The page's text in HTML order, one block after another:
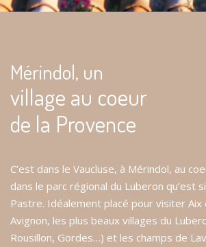
Mérindol, un
village au coeur
de la Provence
C’est dans le Vaucluse, à Mérindol, au
dans le parc régional du Luberon qu’est
Pastre. Idéalement placé pour visiter Aix
Avignon, les plus beaux villages du
Rousillon, Gordes…) et les champs de